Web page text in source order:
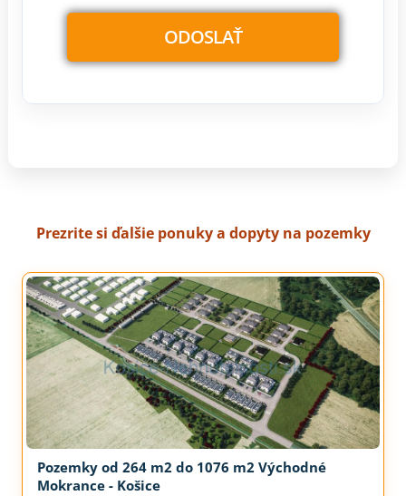
Prezrite si ďalšie ponuky a dopyty na pozemky
Pozemky od 264 m2 do 1076 m2 Východné
Mokrance - Košice